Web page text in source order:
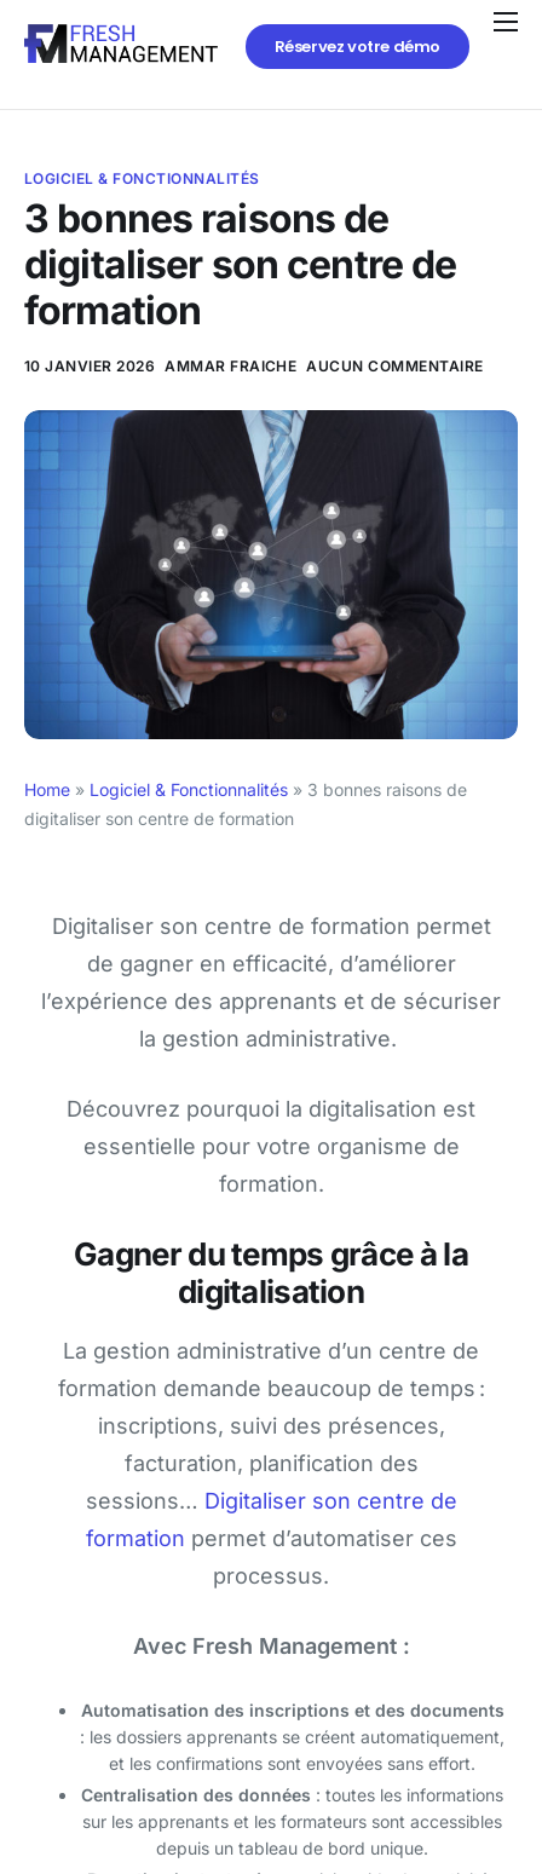
Réservez votre démo
LOGICIEL & FONCTIONNALITÉS
3 bonnes raisons de
digitaliser son centre de
formation
10 JANVIER 2026 AMMAR FRAICHE AUCUN COMMENTAIRE
Home » Logiciel & Fonctionnalités » 3 bonnes raisons de
digitaliser son centre de formation
Digitaliser son centre de formation permet
de gagner en efficacité, d’améliorer
l’expérience des apprenants et de sécuriser
la gestion administrative.
Découvrez pourquoi la digitalisation est
essentielle pour votre organisme de
formation.
Gagner du temps grâce à la
digitalisation
La gestion administrative d’un centre de
formation demande beaucoup de temps :
inscriptions, suivi des présences,
facturation, planification des
sessions… Digitaliser son centre de
formation permet d’automatiser ces
processus.
Avec Fresh Management :
Automatisation des inscriptions et des documents
: les dossiers apprenants se créent automatiquement,
et les confirmations sont envoyées sans effort.
Centralisation des données : toutes les informations
sur les apprenants et les formateurs sont accessibles
depuis un tableau de bord unique.